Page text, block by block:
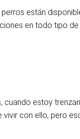
están
en todo tipo de
estoy
con ello, pero